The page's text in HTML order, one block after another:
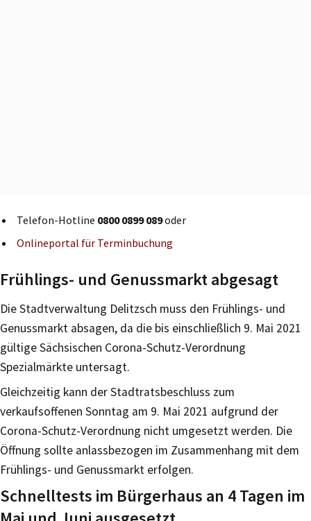
Telefon-Hotline 0800 0899 089oder
Onlineportal für Terminbuchung
Frühlings- und Genussmarkt abgesagt
Die Stadtverwaltung Delitzsch muss den Frühlings- und
Genussmarkt absagen, da die bis einschließlich 9. Mai 2021
gültige Sächsischen Corona-Schutz-Verordnung
Spezialmärkte untersagt.
Gleichzeitig kann der Stadtratsbeschluss zum
verkaufsoffenen Sonntag am 9. Mai 2021 aufgrund der
Corona-Schutz-Verordnung nicht umgesetzt werden. Die
Öffnung sollte anlassbezogen im Zusammenhang mit dem
Frühlings- und Genussmarkt erfolgen.
Schnelltests im Bürgerhaus an 4 Tagen im